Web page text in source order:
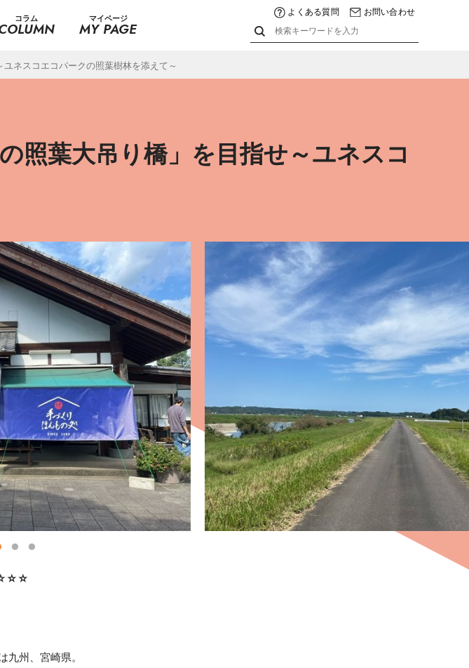
コラム マイページ
MY PAGE
よくある質問 お問い合わせ
ネスコエコパークの照葉樹林を添えて～
照葉大吊り橋」を目指せ～ユネスコ
九州、宮崎県。